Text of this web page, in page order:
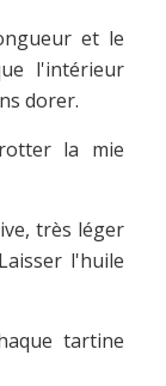
et le
l'intérieur
dorer.
la mie
très léger
l'huile
tartine